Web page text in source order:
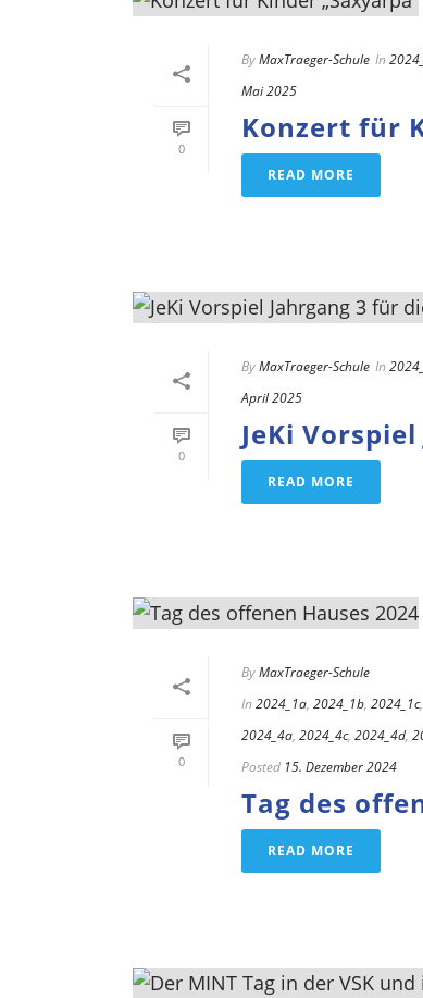
0
ByMaxTraeger-Schule In
Mai 2025
Konzert für
READ MORE
0
ByMaxTraeger-Schule In
April 2025
JeKi
READ MORE
0
ByMaxTraeger-Schule
In 2024_1a, 2024_1b, 2024_1c,
2024_4a, 2024_4c, 2024_4d,
Posted 15. Dezember 2024
Tag des
READ MORE